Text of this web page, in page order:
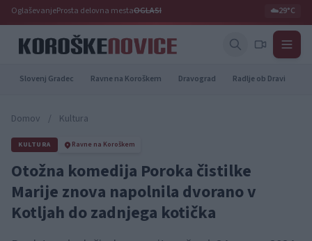
OglaševanjeProsta delovna mestaOGLASI ☁️29°C
Slovenj Gradec Ravne na Koroškem Dravograd Radlje ob Dravi
Domov / Kultura
KULTURA Ravne na Koroškem
Otožna komedija Poroka čistilke
Marije znova napolnila dvorano v
Kotljah do zadnjega kotička